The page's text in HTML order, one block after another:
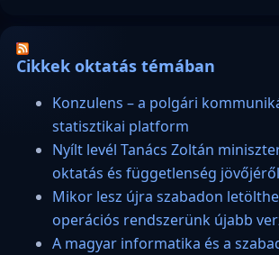
Cikkek oktatás témában
Konzulens – a polgári
statisztikai platform
Nyílt levél Tanács Zoltán
oktatás és függetlenség
Mikor lesz újra szabadon
operációs rendszerünk újabb
A magyar informatika és a